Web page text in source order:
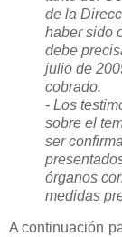
de la
haber sido
debe
julio de
cobrado.
- Los
sobre el
ser
órganos
medidas
A continuación